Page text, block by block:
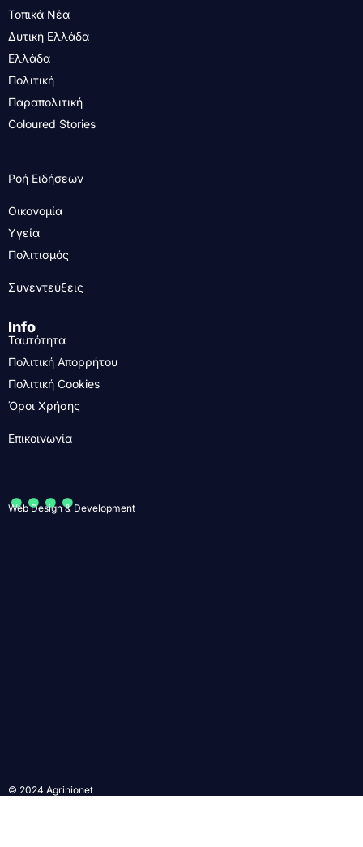
Τοπικά Νέα
Δυτική Ελλάδα
Ελλάδα
Πολιτική
Παραπολιτική
Coloured Stories
Ροή Ειδήσεων
Οικονομία
Υγεία
Πολιτισμός
Συνεντεύξεις
Info
Ταυτότητα
Πολιτική Απορρήτου
Πολιτική Cookies
Όροι Χρήσης
Επικοινωνία
....
Web Design & Development